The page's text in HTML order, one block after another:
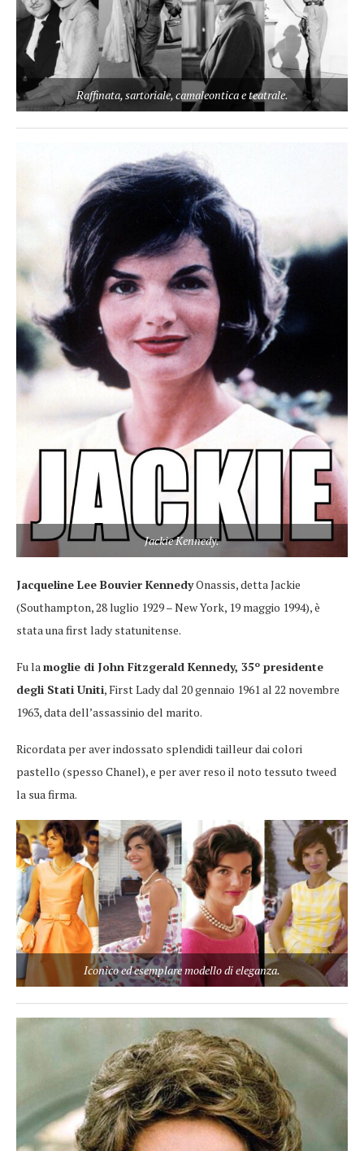
Raffinata, sartoriale, camaleontica e teatrale.
Jackie Kennedy.
Jacqueline Lee Bouvier KennedyOnassis, detta Jackie
(Southampton, 28 luglio 1929 – New York, 19 maggio 1994), è
stata una first lady statunitense.
Fu lamoglie di John Fitzgerald Kennedy, 35º presidente
degli Stati Uniti, First Lady dal 20 gennaio 1961 al 22 novembre
1963, data dell’assassinio del marito.
Ricordata per aver indossato splendidi tailleur dai colori
pastello (spesso Chanel), e per aver reso il noto tessuto tweed
la sua firma.
Iconico ed esemplare modello di eleganza.